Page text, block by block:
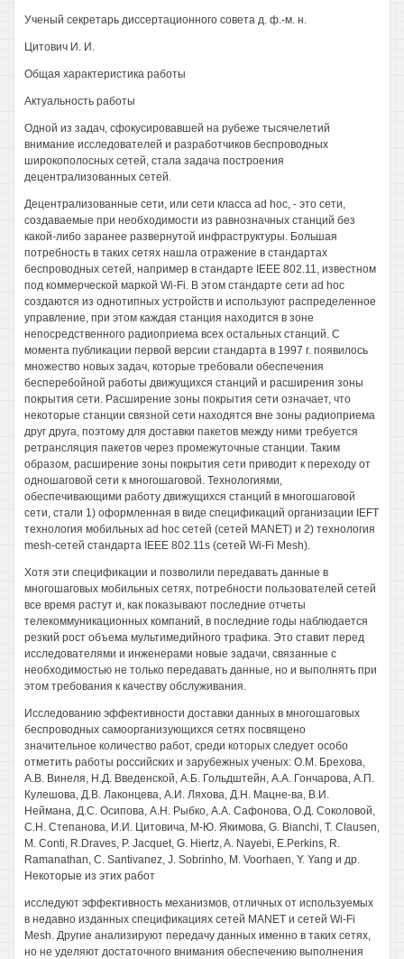
Ученый секретарь диссертационного совета д. ф.-м. н.
Цитович И. И.
Общая характеристика работы
Актуальность работы
Одной из задач, сфокусировавшей на рубеже тысячелетий
внимание исследователей и разработчиков беспроводных
широкополосных сетей, стала задача построения
децентрализованных сетей.
Децентрализованные сети, или сети класса ad hoc, - это сети,
создаваемые при необходимости из равнозначных станций без
какой-либо заранее развернутой инфраструктуры. Большая
потребность в таких сетях нашла отражение в стандартах
беспроводных сетей, например в стандарте IEEE 802.11, известном
под коммерческой маркой Wi-Fi. В этом стандарте сети ad hoc
создаются из однотипных устройств и используют распределенное
управление, при этом каждая станция находится в зоне
непосредственного радиоприема всех остальных станций. С
момента публикации первой версии стандарта в 1997 г. появилось
множество новых задач, которые требовали обеспечения
бесперебойной работы движущихся станций и расширения зоны
покрытия сети. Расширение зоны покрытия сети означает, что
некоторые станции связной сети находятся вне зоны радиоприема
друг друга, поэтому для доставки пакетов между ними требуется
ретрансляция пакетов через промежуточные станции. Таким
образом, расширение зоны покрытия сети приводит к переходу от
одношаговой сети к многошаговой. Технологиями,
обеспечивающими работу движущихся станций в многошаговой
сети, стали 1) оформленная в виде спецификаций организации IEFT
технология мобильных ad hoc сетей (сетей MANET) и 2) технология
mesh-сетей стандарта IEEE 802.11s (сетей Wi-Fi Mesh).
Хотя эти спецификации и позволили передавать данные в
многошаговых мобильных сетях, потребности пользователей сетей
все время растут и, как показывают последние отчеты
телекоммуникационных компаний, в последние годы наблюдается
резкий рост объема мультимедийного трафика. Это ставит перед
исследователями и инженерами новые задачи, связанные с
необходимостью не только передавать данные, но и выполнять при
этом требования к качеству обслуживания.
Исследованию эффективности доставки данных в многошаговых
беспроводных самоорганизующихся сетях посвящено
значительное количество работ, среди которых следует особо
отметить работы российских и зарубежных ученых: О.М. Брехова,
A.B. Винеля, Н.Д. Введенской, А.Б. Гольдштейн, A.A. Гончарова, А.П.
Кулешова, Д.В. Лаконцева, А.И. Ляхова, Д.Н. Мацне-ва, В.И.
Неймана, Д.С. Осипова, А.Н. Рыбко, A.A. Сафонова, О.Д. Соколовой,
С.Н. Степанова, И.И. Цитовича, М-Ю. Якимова, G. Bianchi, Т. Clausen,
M. Conti, R.Draves, P. Jacquet, G. Hiertz, A. Nayebi, E.Perkins, R.
Ramanathan, C. Santivanez, J. Sobrinho, M. Voorhaen, Y. Yang и др.
Некоторые из этих работ
исследуют эффективность механизмов, отличных от используемых
в недавно изданных спецификациях сетей MANET и сетей Wi-Fi
Mesh. Другие анализируют передачу данных именно в таких сетях,
но не уделяют достаточного внимания обеспечению выполнения